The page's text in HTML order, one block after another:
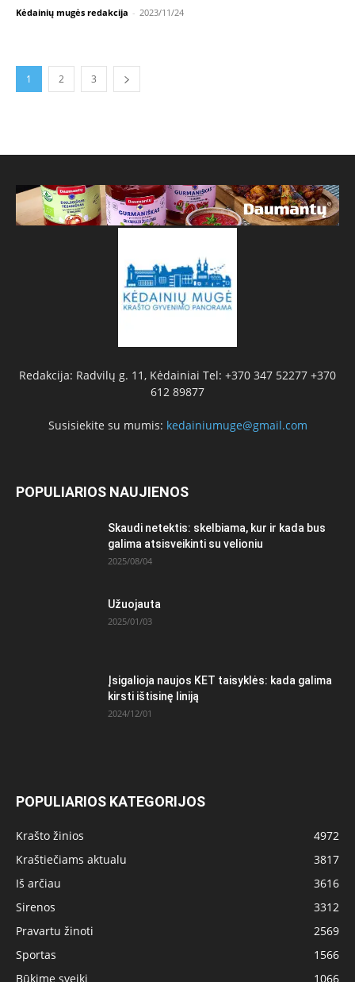
Kėdainių mugės redakcija - 2023/11/24
1 2 3
Redakcija: Radvilų g. 11, Kėdainiai Tel: +370 347 52277 +370
612 89877
Susisiekite su mumis: kedainiumuge@gmail.com
POPULIARIOS NAUJIENOS
Skaudi netektis: skelbiama, kur ir kada bus
galima atsisveikinti su velioniu
2025/08/04
Užuojauta
2025/01/03
Įsigalioja naujos KET taisyklės: kada galima
kirsti ištisinę liniją
2024/12/01
POPULIARIOS KATEGORIJOS
Krašto žinios
4972
Kraštiečiams aktualu
3817
Iš arčiau
3616
Sirenos
3312
Pravartu žinoti
2569
Sportas
1566
Būkime sveiki
1066